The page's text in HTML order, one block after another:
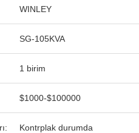
WINLEY
SG-105KVA
1 birim
$1000-$100000
Kontrplak durumda